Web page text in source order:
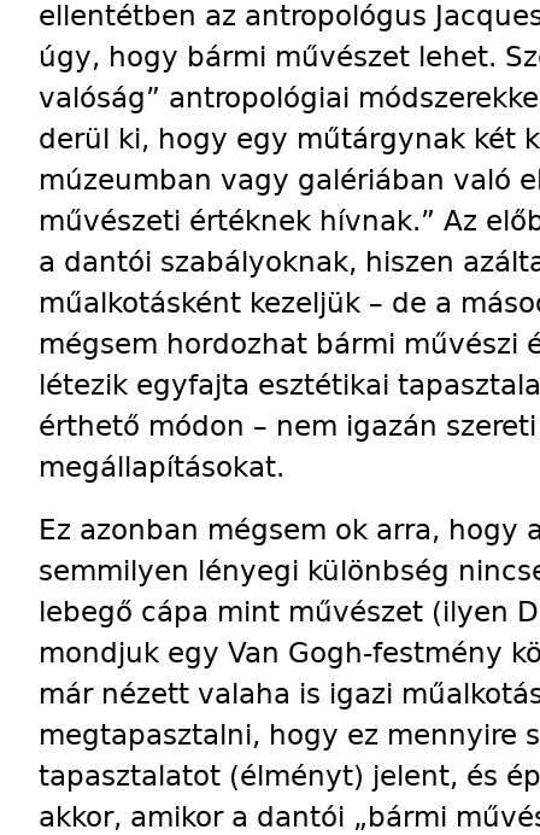
ellentétben az antropológus
úgy, hogy bármi művészet lehet.
valóság” antropológiai
derül ki, hogy egy műtárgynak két
múzeumban vagy galériában való
művészeti értéknek hívnak.” Az
a dantói szabályoknak, hiszen
műalkotásként kezeljük – de a
mégsem hordozhat bármi művészi
létezik egyfajta esztétikai
érthető módon – nem igazán
megállapításokat.
Ez azonban mégsem ok arra, hogy
semmilyen lényegi különbség
lebegő cápa mint művészet (ilyen
mondjuk egy Van Gogh-festmény
már nézett valaha is igazi
megtapasztalni, hogy ez mennyire
tapasztalatot (élményt) jelent, és
akkor, amikor a dantói „bármi